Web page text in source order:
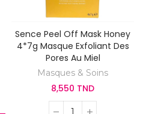
Sence Peel Off Mask Honey
4*7g Masque Exfoliant Des
Pores Au Miel
Masques & Soins
8,550 TND